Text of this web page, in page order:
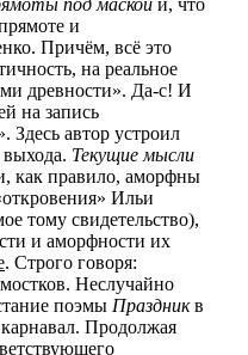
и
Причём, всё это
на реальное
древности». Да-с! И
на запись
Здесь автор устроил
Текущие мысли
как правило, аморфны
Ильи
тому свидетельство),
и аморфности их
. Строго говоря:
Неслучайно
поэмы Праздникв
Продолжая